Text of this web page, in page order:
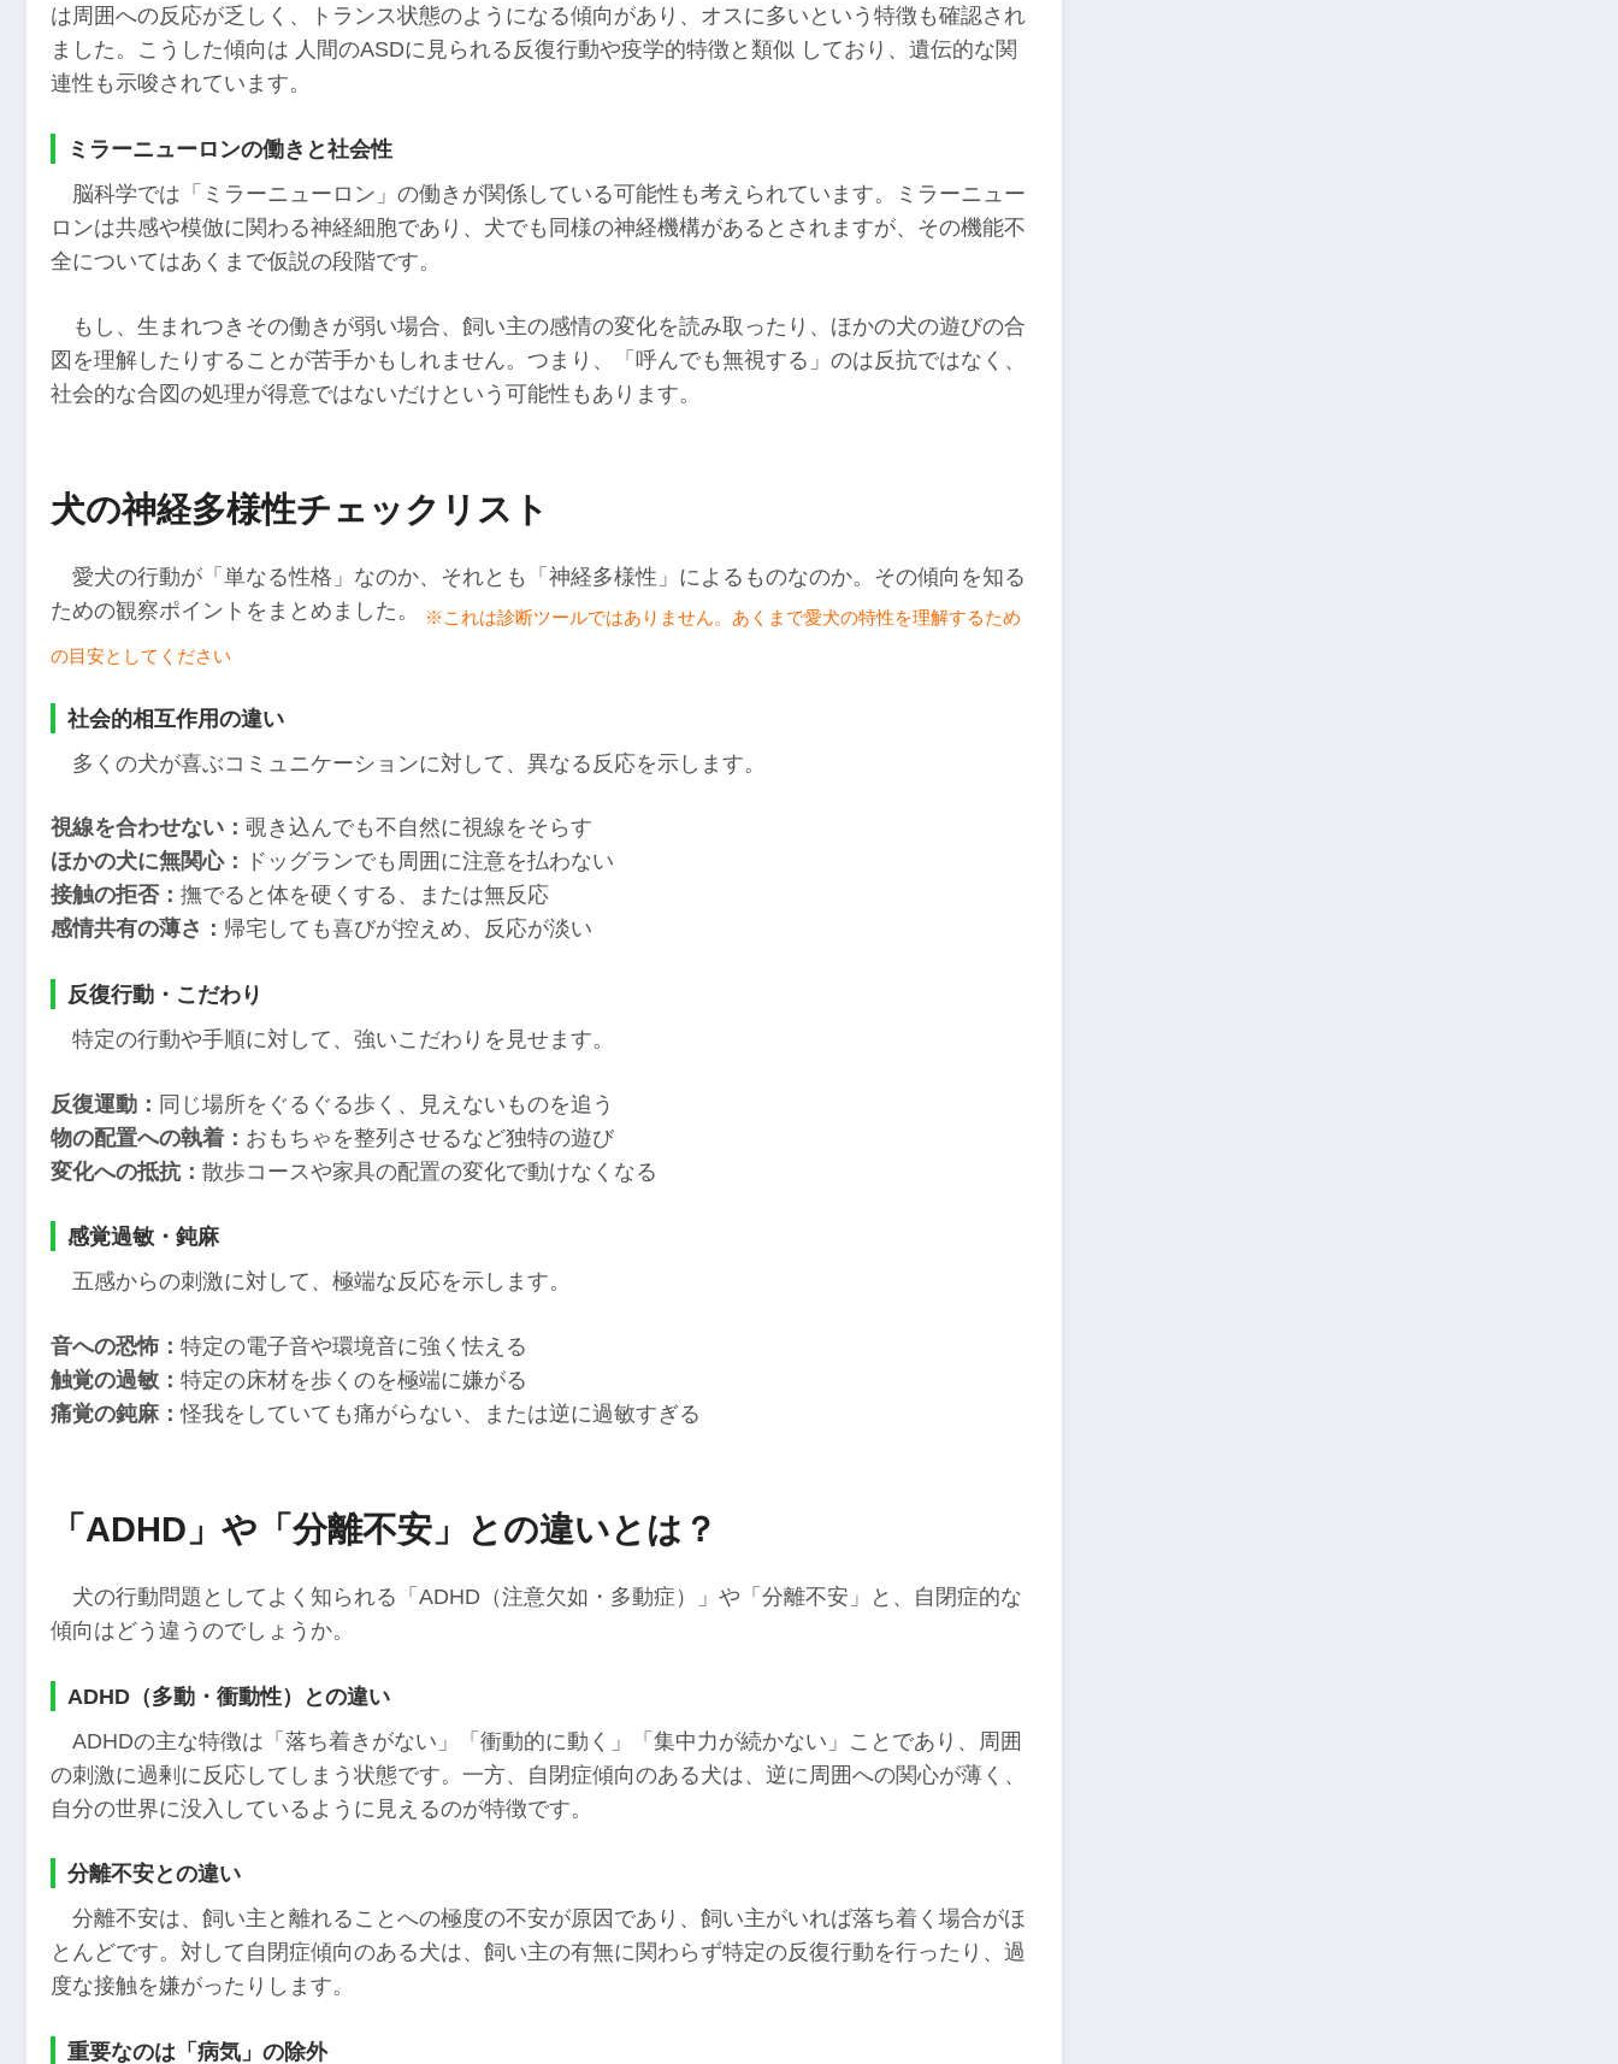
は周囲への反応が乏しく、トランス状態のようになる傾向があり、オスに多いという特徴も確認され
ました。こうした傾向は 人間のASDに見られる反復行動や疫学的特徴と類似 しており、遺伝的な関
連性も示唆されています。
ミラーニューロンの働きと社会性
脳科学では「ミラーニューロン」の働きが関係している可能性も考えられています。ミラーニュー
ロンは共感や模倣に関わる神経細胞であり、犬でも同様の神経機構があるとされますが、その機能不
全についてはあくまで仮説の段階です。
もし、生まれつきその働きが弱い場合、飼い主の感情の変化を読み取ったり、ほかの犬の遊びの合
図を理解したりすることが苦手かもしれません。つまり、「呼んでも無視する」のは反抗ではなく、
社会的な合図の処理が得意ではないだけという可能性もあります。
犬の神経多様性チェックリスト
愛犬の行動が「単なる性格」なのか、それとも「神経多様性」によるものなのか。その傾向を知る
ための観察ポイントをまとめました。
※これは診断ツールではありません。あくまで愛犬の特性を理解するため
の目安としてください
社会的相互作用の違い
多くの犬が喜ぶコミュニケーションに対して、異なる反応を示します。
視線を合わせない： 覗き込んでも不自然に視線をそらす
ほかの犬に無関心：
ドッグランでも周囲に注意を払わない
接触の拒否： 撫でると体を硬くする、または無反応
感情共有の薄さ： 帰宅しても喜びが控えめ、反応が淡い
反復行動・こだわり
特定の行動や手順に対して、強いこだわりを見せます。
反復運動： 同じ場所をぐるぐる歩く、見えないものを追う
物の配置への執着： おもちゃを整列させるなど独特の遊び
変化への抵抗： 散歩コースや家具の配置の変化で動けなくなる
感覚過敏・鈍麻
五感からの刺激に対して、極端な反応を示します。
音への恐怖： 特定の電子音や環境音に強く怯える
触覚の過敏： 特定の床材を歩くのを極端に嫌がる
痛覚の鈍麻：怪我をしていても痛がらない、または逆に過敏すぎる
「ADHD」や「分離不安」との違いとは？
犬の行動問題としてよく知られる「ADHD（注意欠如・多動症）」や「分離不安」と、自閉症的な
傾向はどう違うのでしょうか。
ADHD（多動・衝動性）との違い
ADHDの主な特徴は「落ち着きがない」「衝動的に動く」「集中力が続かない」ことであり、周囲
の刺激に過剰に反応してしまう状態です。一方、自閉症傾向のある犬は、逆に周囲への関心が薄く、
自分の世界に没入しているように見えるのが特徴です。
分離不安との違い
分離不安は、飼い主と離れることへの極度の不安が原因であり、飼い主がいれば落ち着く場合がほ
とんどです。対して自閉症傾向のある犬は、飼い主の有無に関わらず特定の反復行動を行ったり、過
度な接触を嫌がったりします。
重要なのは「病気」の除外